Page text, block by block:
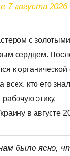
7 августа 2026
с
сердцем.
к
кто его
этику.
в августе
было ясно,